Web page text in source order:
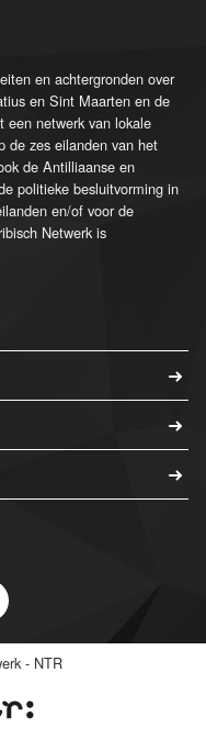
en achtergronden over
en Sint Maarten en de
een netwerk van lokale
de zes eilanden van het
de Antilliaanse en
politieke besluitvorming in
en/of voor de
Netwerk is
- NTR